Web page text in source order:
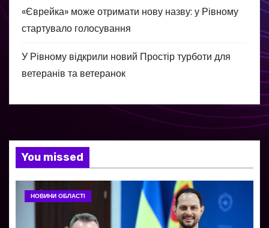
«Єврейка» може отримати нову назву: у Рівному
стартувало голосування
У Рівному відкрили новий Простір турботи для
ветеранів та ветеранок
You missed
НОВИНИ ОБЛАСТІ